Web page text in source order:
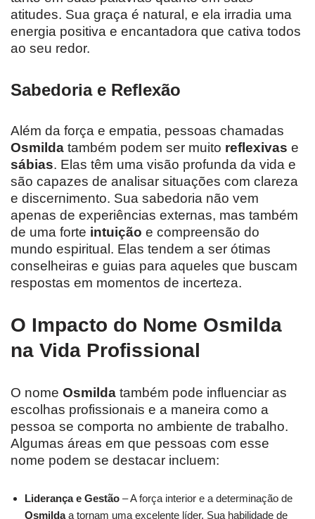
atitudes. Sua graça é natural, e ela irradia uma
energia positiva e encantadora que cativa todos
ao seu redor.
Sabedoria e Reflexão
Além da força e empatia, pessoas chamadas
Osmilda também podem ser muito reflexivas e
sábias. Elas têm uma visão profunda da vida e
são capazes de analisar situações com clareza
e discernimento. Sua sabedoria não vem
apenas de experiências externas, mas também
de uma forte intuição e compreensão do
mundo espiritual. Elas tendem a ser ótimas
conselheiras e guias para aqueles que buscam
respostas em momentos de incerteza.
O Impacto do Nome Osmilda
na Vida Profissional
O nome Osmilda também pode influenciar as
escolhas profissionais e a maneira como a
pessoa se comporta no ambiente de trabalho.
Algumas áreas em que pessoas com esse
nome podem se destacar incluem:
Liderança e Gestão – A força interior e a determinação de
Osmildaa tornam uma excelente líder. Sua habilidade de